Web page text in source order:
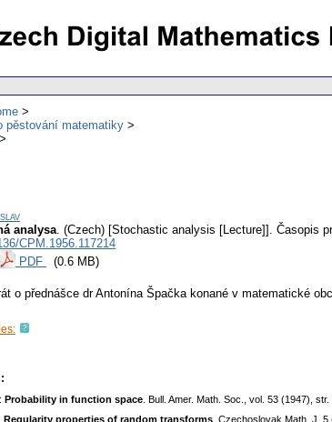
pěstování matematiky
analysa. (Czech) [Stochastic analysis [Lecture]]. Časopis
CPM.1956.117214
PDF (0.6 MB)
o přednášce dr Antonína Špačka konané v matematické
Probability in function space . Bull. Amer. Math. Soc., vol. 53 (1947), str.
Regularity properties of random transforms . Czechoslovak Math. J.